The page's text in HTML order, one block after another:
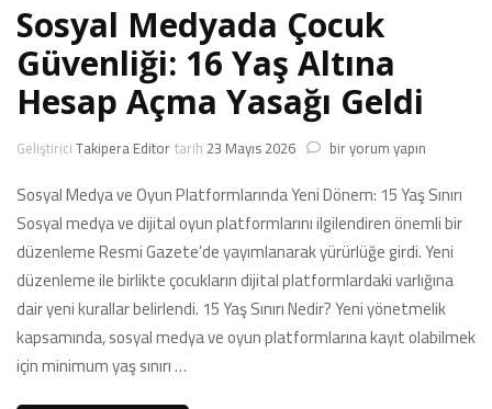
Sosyal Medyada Çocuk
Güvenliği: 16 Yaş Altına
Hesap Açma Yasağı Geldi
GeliştiriciTakipera Editortarih 23 Mayıs 2026 Sosyal
Çocuk
Güvenliği:
16
Yaş
Altına
Hesap
Açma
Yasağı
bir yorum yapın
Sosyal Medya ve Oyun Platformlarında Yeni Dönem: 15 Yaş Sınırı
Sosyal medya ve dijital oyun platformlarını ilgilendiren önemli bir
düzenleme Resmi Gazete’de yayımlanarak yürürlüğe girdi. Yeni
düzenleme ile birlikte çocukların dijital platformlardaki varlığına
dair yeni kurallar belirlendi. 15 Yaş Sınırı Nedir? Yeni yönetmelik
kapsamında, sosyal medya ve oyun platformlarına kayıt olabilmek
için minimum yaş sınırı …